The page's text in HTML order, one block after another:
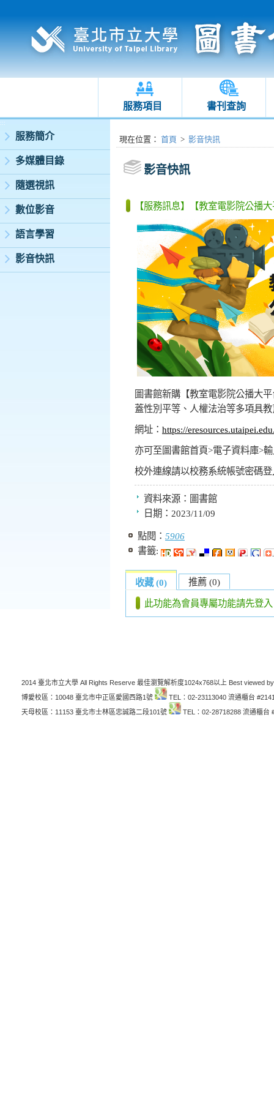
服務項目 書刊查詢
:::
服務簡介
多媒體目錄
隨選視訊
數位影音
語言學習
影音快訊
:::現在位置 ： 首頁 > 影音快訊
影音快訊
【服務訊息】【教室電影院公播
圖書館新購【教室電影院公播大
蓋性別平等、人權法治等多項具
網址： https://
亦可至圖書館首頁>電子資料庫>
校外連線請以校務系統帳號密碼
資料來源： 圖書館
日期： 2023/11/09
點閱： 5906
書籤:
收藏 (0) 推薦 (0)
此功能為會員專屬功能請先登入
2014 臺北市立大學 All Rights Reserve 最佳瀏覽解析度1024x768以上 Best viewed
博愛校區：10048 臺北市中正區愛國西路1號
TEL：02-23113040 流通櫃台
天母校區：11153 臺北市士林區忠誠路二段101號
TEL：02-28718288 流通櫃台